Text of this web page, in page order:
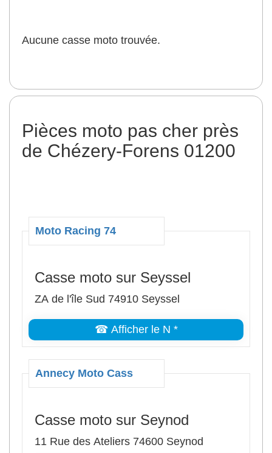
Aucune casse moto trouvée.
Pièces moto pas cher près
de Chézery-Forens 01200
Moto Racing 74
Casse moto sur Seyssel
ZA de l'île Sud 74910 Seyssel
☎ Afficher le N *
Annecy Moto Cass
Casse moto sur Seynod
11 Rue des Ateliers 74600 Seynod